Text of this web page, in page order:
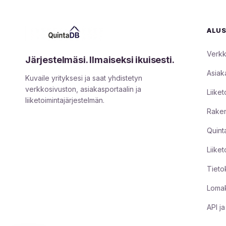
Järjestelmäsi. Ilmaiseksi ikuisesti.
Kuvaile yrityksesi ja saat yhdistetyn
verkkosivuston, asiakasportaalin ja
liiketoimintajärjestelmän.
API